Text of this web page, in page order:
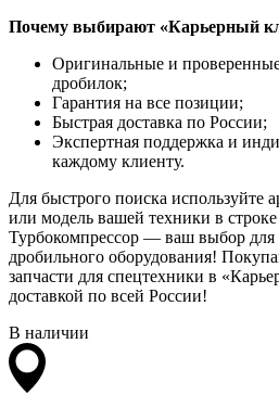
Почему выбирают «Карьерный
Оригинальные и проверенные
дробилок;
Гарантия на все позиции;
Быстрая доставка по России;
Экспертная поддержка и
каждому клиенту.
Для быстрого поиска используйте
или модель вашей техники в строке
Турбокомпрессор — ваш выбор
дробильного оборудования!
запчасти для спецтехники в
доставкой по всей России!
В наличии